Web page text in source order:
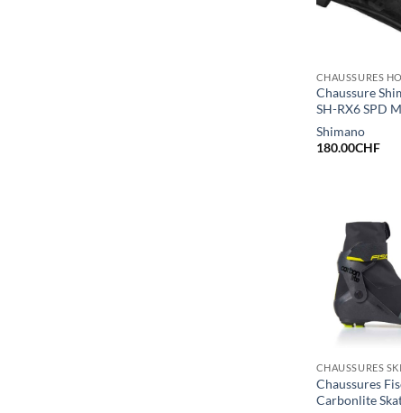
CHAUSSURES
Chaussure
SH-RX6 SPD
Shimano
180.00CHF
CHAUSSURES
Chaussures
Carbonlite